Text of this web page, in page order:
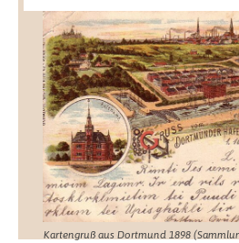
Kartengruß aus Dortmund 1898